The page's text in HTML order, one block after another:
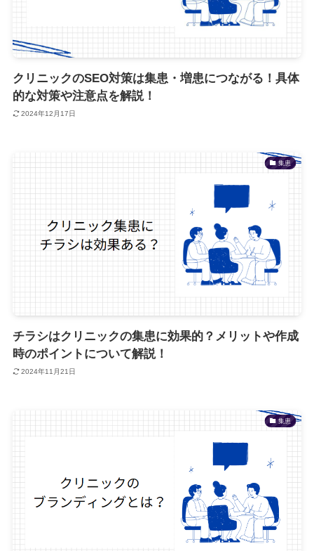
クリニックのSEO対策は集患・増患につながる！具体
的な対策や注意点を解説！
2024年12月17日
集患
チラシはクリニックの集患に効果的？メリットや作成
時のポイントについて解説！
2024年11月21日
集患